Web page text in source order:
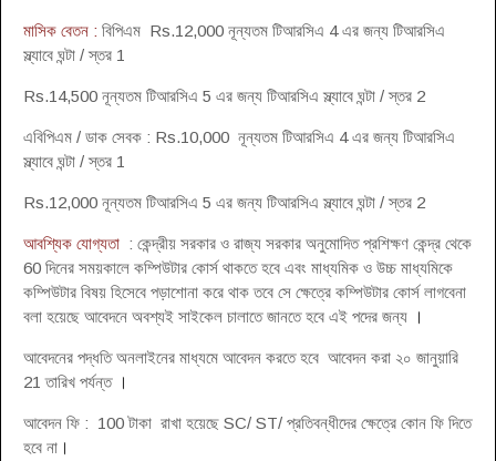
মাসিক বেতন : বিপিএম Rs.12,000 নূন্যতম টিআরসিএ 4 এর জন্য টিআরসিএ
স্ল্যাবে ঘন্টা / স্তর 1
Rs.14,500 নূন্যতম টিআরসিএ 5 এর জন্য টিআরসিএ স্ল্যাবে ঘন্টা / স্তর 2
এবিপিএম / ডাক সেবক : Rs.10,000 নূন্যতম টিআরসিএ 4 এর জন্য টিআরসিএ
স্ল্যাবে ঘন্টা / স্তর 1
Rs.12,000 নূন্যতম টিআরসিএ 5 এর জন্য টিআরসিএ স্ল্যাবে ঘন্টা / স্তর 2
আবশ্যিক যোগ্যতা : কেন্দ্রীয় সরকার ও রাজ্য সরকার অনুমোদিত প্রশিক্ষণ কেন্দ্র থেকে
60 দিনের সময়কালে কম্পিউটার কোর্স থাকতে হবে এবং মাধ্যমিক ও উচ্চ মাধ্যমিকে
কম্পিউটার বিষয় হিসেবে পড়াশোনা করে থাক তবে সে ক্ষেত্রে কম্পিউটার কোর্স লাগবেনা
বলা হয়েছে আবেদনে অবশ্যই সাইকেল চালাতে জানতে হবে এই পদের জন্য ।
আবেদনের পদ্ধতি অনলাইনের মাধ্যমে আবেদন করতে হবে আবেদন করা ২০ জানুয়ারি
21 তারিখ পর্যন্ত ।
আবেদন ফি : 100 টাকা রাখা হয়েছে SC/ ST/ প্রতিবন্ধীদের ক্ষেত্রে কোন ফি দিতে
হবে না ।